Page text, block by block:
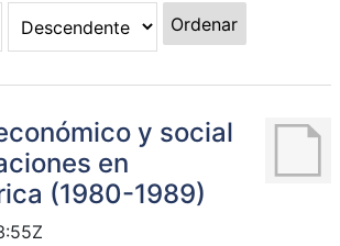
Ordenar
y social
en
(1980-1989)